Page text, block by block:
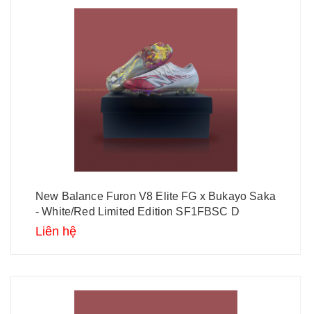
New Balance Furon V8 Elite FG x Bukayo Saka
- White/Red Limited Edition SF1FBSC D
Liên hệ